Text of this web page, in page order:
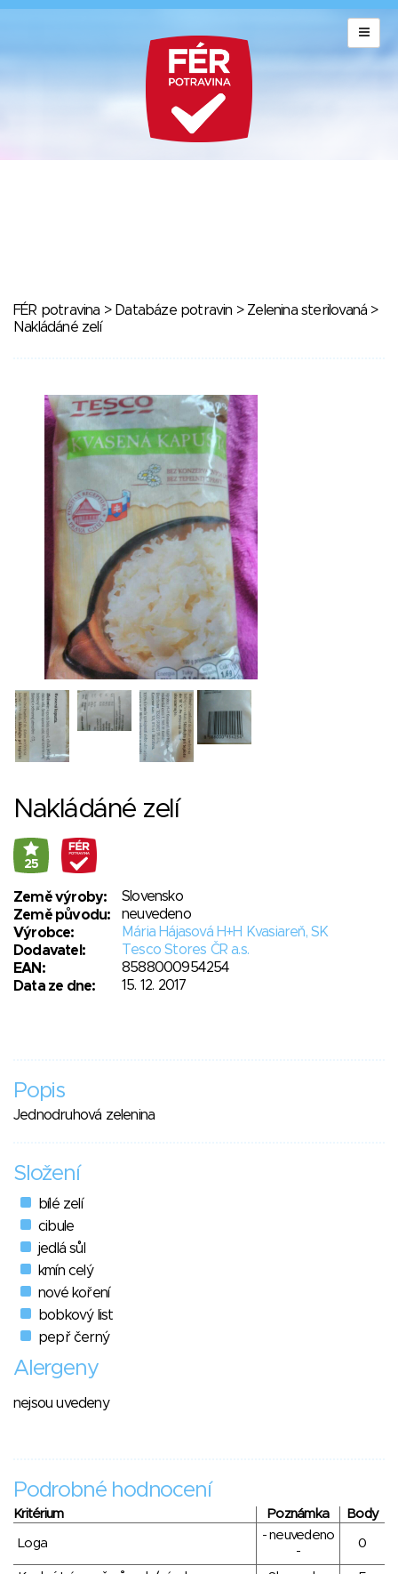
FÉR potravina > Databáze potravin > Zelenina sterilovaná >
Nakládáné zelí
Nakládáné zelí
25
Země výroby:
Slovensko
Země původu:
neuvedeno
Výrobce:
Mária Hájasová H+H Kvasiareň, SK
Dodavatel:
Tesco Stores ČR a.s.
EAN:
8588000954254
Data ze dne:
15. 12. 2017
Popis
Jednodruhová zelenina
Složení
bílé zelí
cibule
jedlá sůl
kmín celý
nové koření
bobkový list
pepř černý
Alergeny
nejsou uvedeny
Podrobné hodnocení
Kritérium Poznámka Body
Loga
- neuvedeno
-
0